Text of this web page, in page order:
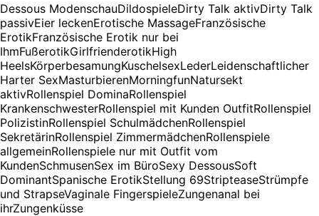
Dessous ModenschauDildospieleDirty Talk aktivDirty Talk
passivEier leckenErotische MassageFranzösische
ErotikFranzösische Erotik nur bei
IhmFußerotikGirlfrienderotikHigh
HeelsKörperbesamungKuschelsexLederLeidenschaftlicher
Harter SexMasturbierenMorningfunNatursekt
aktivRollenspiel DominaRollenspiel
KrankenschwesterRollenspiel mit Kunden OutfitRollenspiel
PolizistinRollenspiel SchulmädchenRollenspiel
SekretärinRollenspiel ZimmermädchenRollenspiele
allgemeinRollenspiele nur mit Outfit vom
KundenSchmusenSex im BüroSexy DessousSoft
DominantSpanische ErotikStellung 69StripteaseStrümpfe
und StrapseVaginale FingerspieleZungenanal bei
ihrZungenküsse